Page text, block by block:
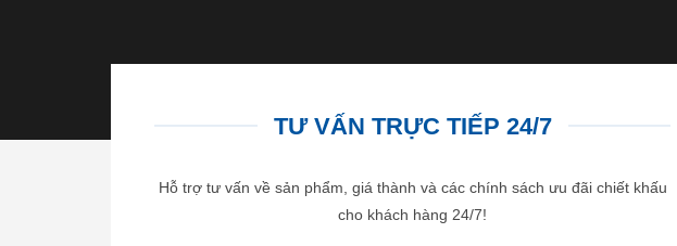
TƯ VẤN TRỰC TIẾP 24/7
Hỗ trợ tư vấn về sản phẩm, giá thành và các chính sách ưu đãi chiết khấu
cho khách hàng 24/7!